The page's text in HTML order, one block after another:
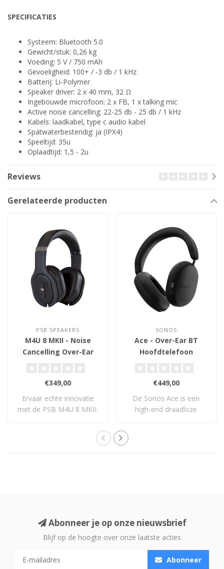
SPECIFICATIES
Systeem: Bluetooth 5.0
Gewicht/stuk: 0,26 kg
Voeding: 5 V / 750 mAh
Gevoeligheid: 100+ / -3 db / 1 kHz
Batterij: Li-Polymer
Speaker driver: 2 x 40 mm, 32 Ω
Ingebouwde microfoon: 2 x FB, 1 x talking mic
Active noise cancelling: 22-25 db - 25 db / 1 kHz
Kabels: laadkabel, type c audio kabel
Spatwaterbestendig: ja (IPX4)
Speeltijd: 35u
Oplaadtijd: 1,5 - 2u
Reviews
Gerelateerde producten
PSB SPEAKERS
M4U 8 MKII - Noise
Cancelling Over-Ear
€349,00
Ervaar echte innovatie
met de PSB M4U 8 MKII.
SONOS
Ace - Over-Ear BT
Hoofdtelefoon
€449,00
De Sonos Ace is een
high-end draadloze
Abonneer je op onze nieuwsbrief
Blijf op de hoogte over onze laatste acties
Abonneer